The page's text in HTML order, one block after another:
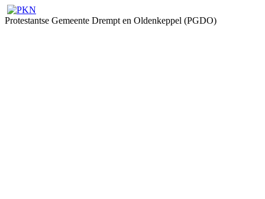
Protestantse Gemeente Drempt en Oldenkeppel (PGDO)